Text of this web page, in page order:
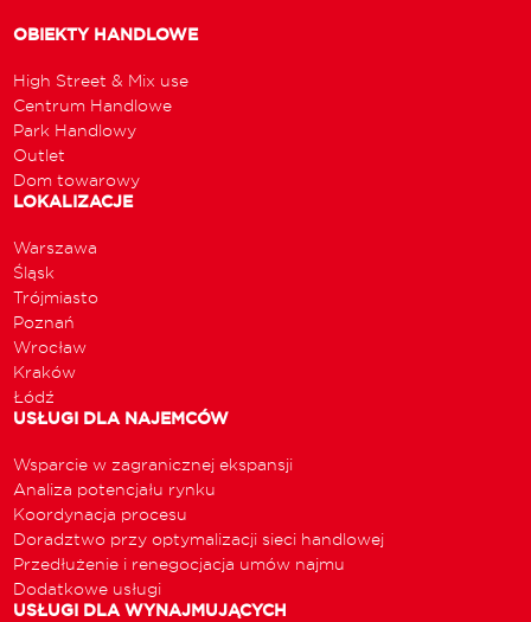
OBIEKTY HANDLOWE
High Street & Mix use
Centrum Handlowe
Park Handlowy
Outlet
Dom towarowy
LOKALIZACJE
Warszawa
Śląsk
Trójmiasto
Poznań
Wrocław
Kraków
Łódź
USŁUGI DLA NAJEMCÓW
Wsparcie w zagranicznej ekspansji
Analiza potencjału rynku
Koordynacja procesu
Doradztwo przy optymalizacji sieci handlowej
Przedłużenie i renegocjacja umów najmu
Dodatkowe usługi
USŁUGI DLA WYNAJMUJĄCYCH